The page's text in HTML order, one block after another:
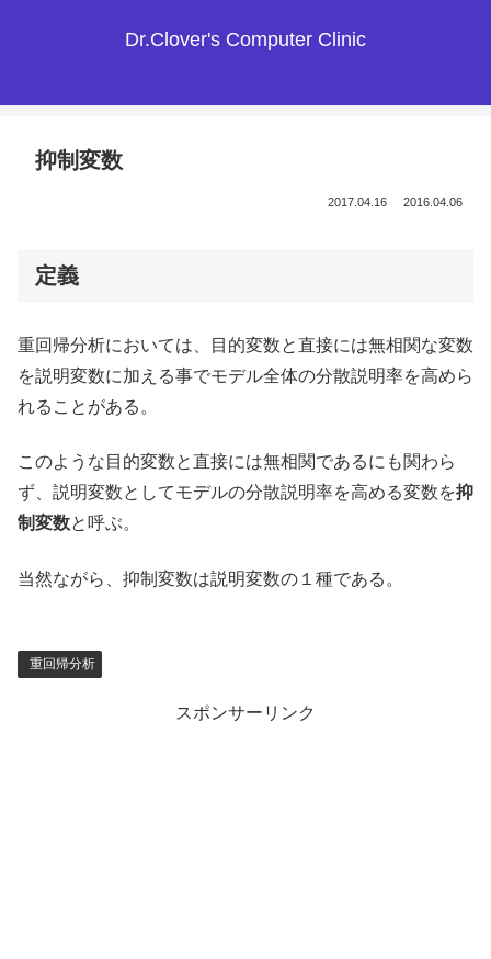
Dr.Clover's Computer Clinic
抑制変数
2017.04.16 2016.04.06
定義
重回帰分析においては、目的変数と直接には無相関な変数
を説明変数に加える事でモデル全体の分散説明率を高めら
れることがある。
このような目的変数と直接には無相関であるにも関わら
ず、説明変数としてモデルの分散説明率を高める変数を抑
制変数と呼ぶ。
当然ながら、抑制変数は説明変数の１種である。
重回帰分析
スポンサーリンク